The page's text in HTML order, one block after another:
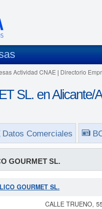
Actividad CNAE | Directorio
SL. en Alicante/
Datos Comerciales
GOURMET SL.
GOURMET SL.
CALLE TRUENO,